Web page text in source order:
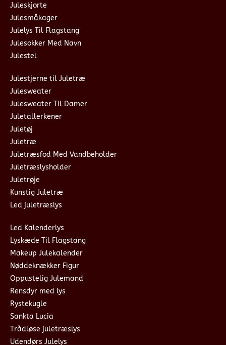
Juleskjorte
Julesmåkager
Julelys Til Flagstang
Julesokker Med Navn
Julestel
Julestjerne til Juletræ
Julesweater
Julesweater Til Damer
Juletallerkener
Juletøj
Juletræ
Juletræsfod Med Vandbeholder
Juletræslysholder
Juletrøje
Kunstig Juletræ
Led juletræslys
Led Kalenderlys
Lyskæde Til Flagstang
Makeup Julekalender
Nøddeknækker Figur
Oppustelig Julemand
Rensdyr med lys
Rystekugle
Sankta Lucia
Trådløse juletræslys
Udendørs Julelys